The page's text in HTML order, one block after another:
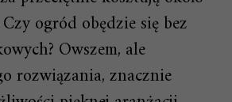
ogród obędzie się bez
Owszem, ale
rozwiązania, znacznie